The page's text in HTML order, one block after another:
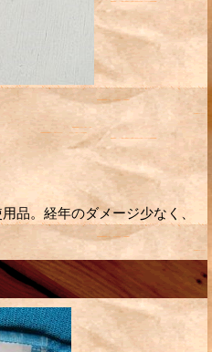
。経年のダメージ少なく、